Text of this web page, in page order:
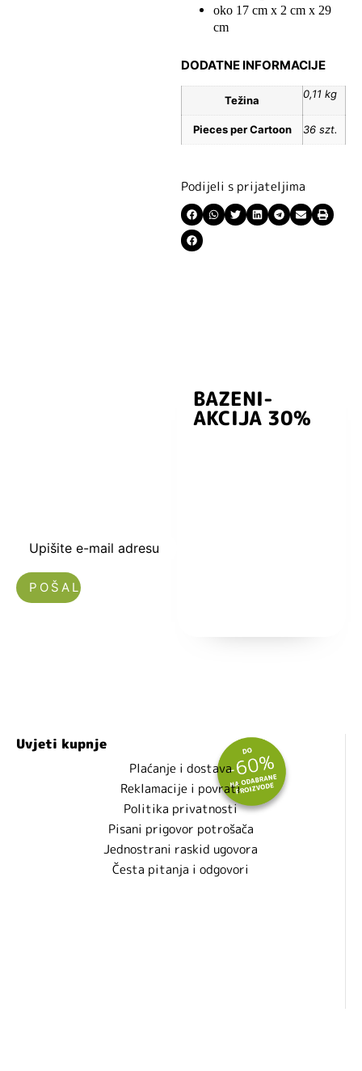
oko 17 cm x 2 cm x 29
cm
DODATNE INFORMACIJE
Težina 0,11 kg
Pieces per Cartoon 36 szt.
Podijeli s prijateljima
Upišite e-mail adresu
BAZENI-
AKCIJA 30%
Uvjeti kupnje
Plaćanje i dostava
Reklamacije i povrati
Politika privatnosti
Pisani prigovor potrošača
Jednostrani raskid ugovora
Česta pitanja i odgovori